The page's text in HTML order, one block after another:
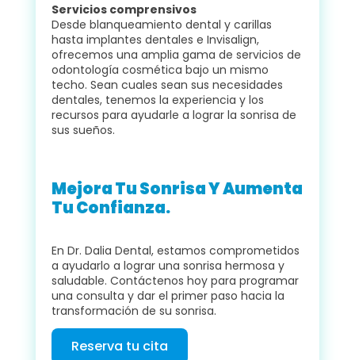
Servicios comprensivos
Desde blanqueamiento dental y carillas
hasta implantes dentales e Invisalign,
ofrecemos una amplia gama de servicios de
odontología cosmética bajo un mismo
techo. Sean cuales sean sus necesidades
dentales, tenemos la experiencia y los
recursos para ayudarle a lograr la sonrisa de
sus sueños.
Mejora Tu Sonrisa Y Aumenta
Tu Confianza.
En Dr. Dalia Dental, estamos comprometidos
a ayudarlo a lograr una sonrisa hermosa y
saludable. Contáctenos hoy para programar
una consulta y dar el primer paso hacia la
transformación de su sonrisa.
Reserva tu cita